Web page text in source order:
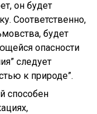
он будет
Соответственно,
будет
опасности
следует
к природе”.
способен